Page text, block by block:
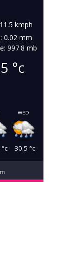
kmph
0.02 mm
997.8 mb
°c
°c
WED
30.5 °c